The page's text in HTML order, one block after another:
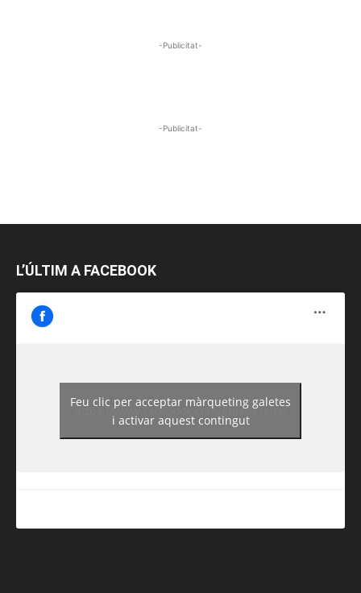
-Publicitat-
-Publicitat-
L’ÚLTIM A FACEBOOK
https://www.facebook.com/guiadereus/
Feu clic per acceptar màrqueting galetes
i activar aquest contingut